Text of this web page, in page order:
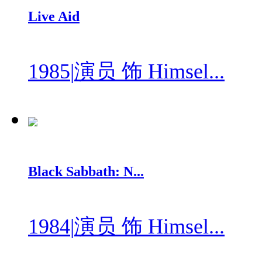
Live Aid
1985|演员 饰 Himsel...
Black Sabbath: N...
1984|演员 饰 Himsel...